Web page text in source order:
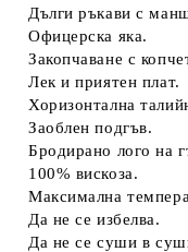
Дълги ръкави с
Офицерска яка.
Закопчаване с
Лек и приятен плат.
Хоризонтална
Заоблен подгъв.
Бродирано лого на
100% вискоза.
Максимална
Да не се избелва.
Да не се суши в